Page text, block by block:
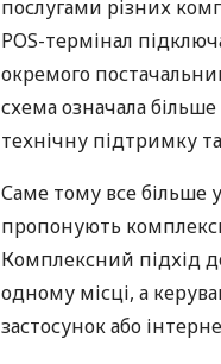
послугами різних
POS-термінал
окремого
схема означала
технічну підтримку
Саме тому все більше
пропонують
Комплексний підхід
одному місці, а
застосунок або